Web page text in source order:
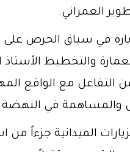
العمراني.
في سياق الحرص
والتخطيط الأستاذ
التفاعل مع الواقع
في النهضة
الميدانية جزءاً